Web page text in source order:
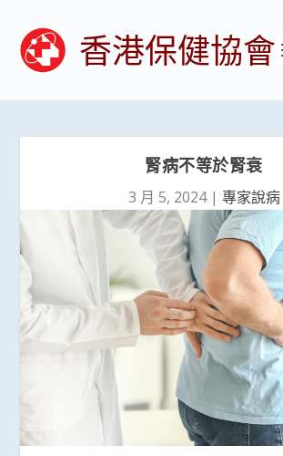
香港保健協會
腎病不等於腎衰
3 月 5, 2024| 專家說病